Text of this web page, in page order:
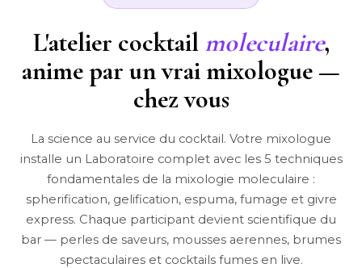
L'atelier cocktail moleculaire,
anime par un vrai mixologue —
chez vous
La science au service du cocktail. Votre mixologue
installe un Laboratoire complet avec les 5 techniques
fondamentales de la mixologie moleculaire :
spherification, gelification, espuma, fumage et givre
express. Chaque participant devient scientifique du
bar — perles de saveurs, mousses aerennes, brumes
spectaculaires et cocktails fumes en live.